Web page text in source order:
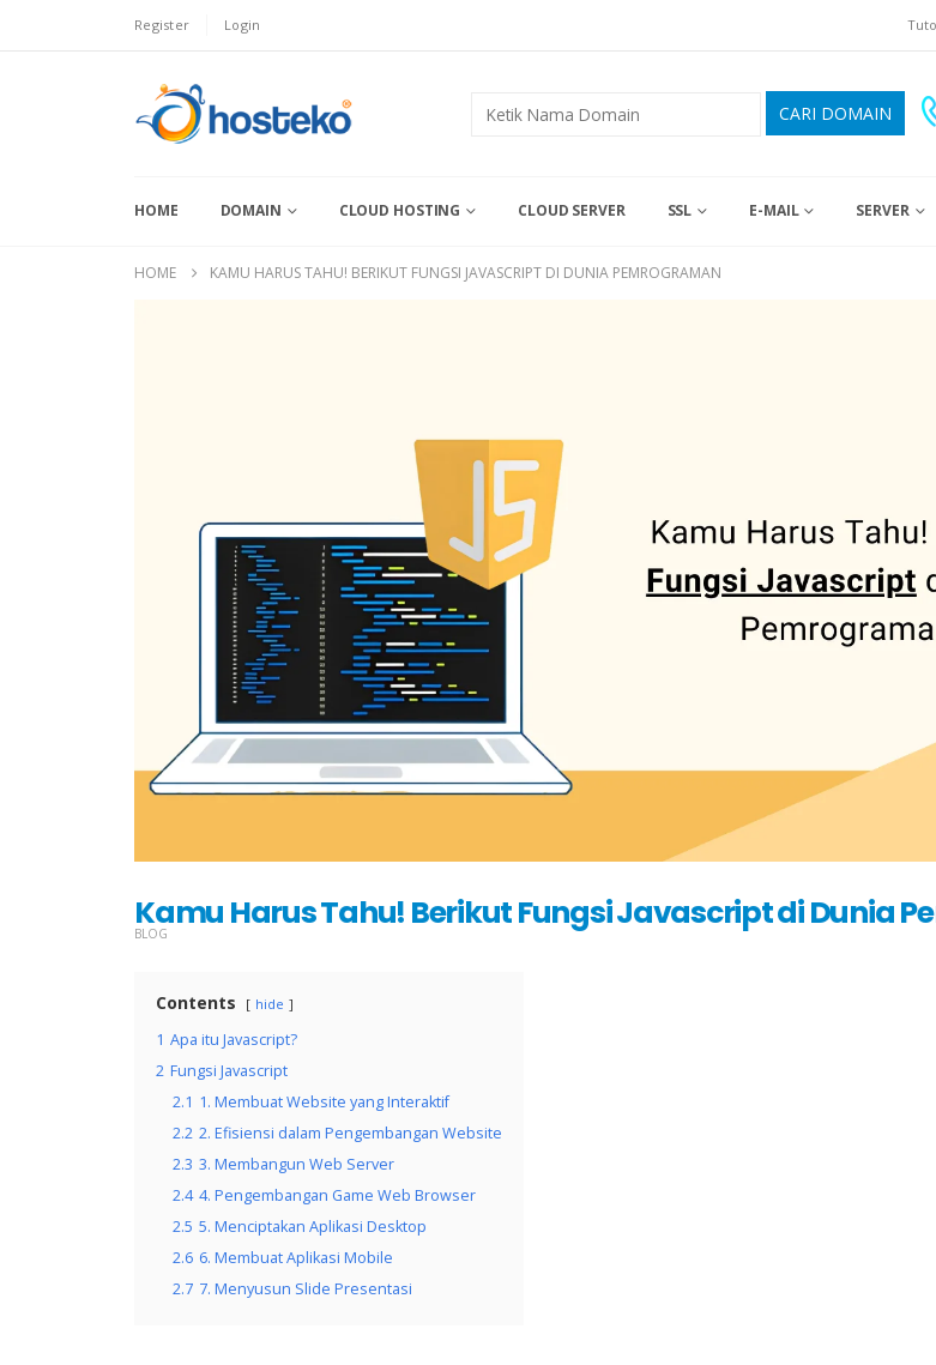
Register Login
HOME DOMAIN CLOUD HOSTING CLOUD SERVER SSL E-MAIL SERVER
HOME KAMU HARUS TAHU! BERIKUT FUNGSI JAVASCRIPT DI DUNIA PEMROGRAMAN
Kamu Harus Tahu! Berikut Fungsi Javascript di Dunia
BLOG
Contents hide
1 Apa itu Javascript?
2 Fungsi Javascript
2.1 1. Membuat Website yang Interaktif
2.2 2. Efisiensi dalam Pengembangan Website
2.3 3. Membangun Web Server
2.4 4. Pengembangan Game Web Browser
2.5 5. Menciptakan Aplikasi Desktop
2.6 6. Membuat Aplikasi Mobile
2.7 7. Menyusun Slide Presentasi